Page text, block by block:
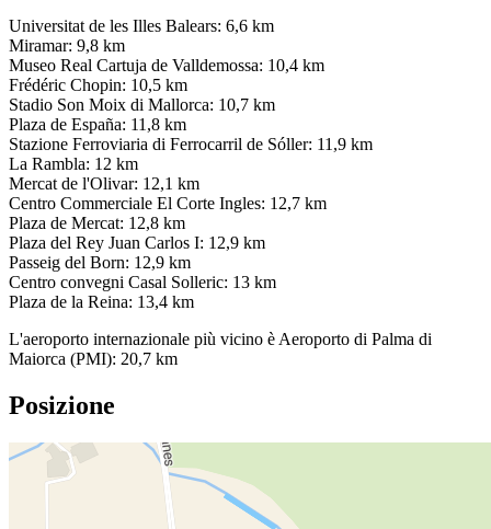
Universitat de les Illes Balears: 6,6 km
Miramar: 9,8 km
Museo Real Cartuja de Valldemossa: 10,4 km
Frédéric Chopin: 10,5 km
Stadio Son Moix di Mallorca: 10,7 km
Plaza de España: 11,8 km
Stazione Ferroviaria di Ferrocarril de Sóller: 11,9 km
La Rambla: 12 km
Mercat de l'Olivar: 12,1 km
Centro Commerciale El Corte Ingles: 12,7 km
Plaza de Mercat: 12,8 km
Plaza del Rey Juan Carlos I: 12,9 km
Passeig del Born: 12,9 km
Centro convegni Casal Solleric: 13 km
Plaza de la Reina: 13,4 km
L'aeroporto internazionale più vicino è Aeroporto di Palma di
Maiorca (PMI): 20,7 km
Posizione